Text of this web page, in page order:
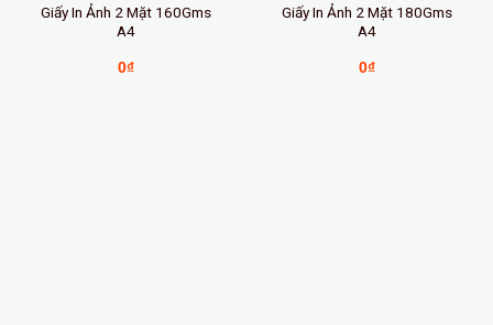
Giấy In Ảnh 2 Mặt 160Gms
A4
0₫
Giấy In Ảnh 2 Mặt 180Gms
A4
0₫